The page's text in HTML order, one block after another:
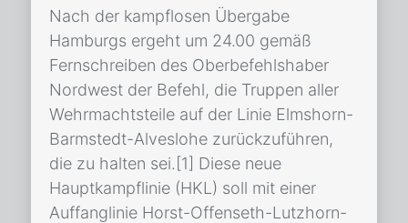
Nach der kampflosen Übergabe
Hamburgs ergeht um 24.00 gemäß
Fernschreiben des Oberbefehlshaber
Nordwest der Befehl, die Truppen aller
Wehrmachtsteile auf der Linie Elmshorn-
Barmstedt-Alveslohe zurückzuführen,
die zu halten sei.[1] Diese neue
Hauptkampflinie (HKL) soll mit einer
Auffanglinie Horst-Offenseth-Lutzhorn-